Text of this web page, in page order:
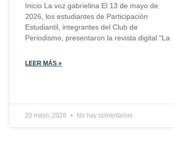
Inicio La voz gabrielina El 13 de mayo de
2026, los estudiantes de Participación
Estudiantil, integrantes del Club de
Periodismo, presentaron la revista digital “La
LEER MÁS »
20 mayo, 2026 No hay comentarios